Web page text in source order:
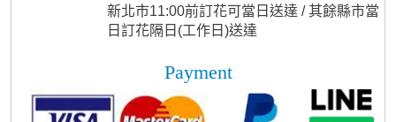
新北市11:00前訂花可當日送達 / 其餘縣市當
日訂花隔日(工作日)送達
Payment